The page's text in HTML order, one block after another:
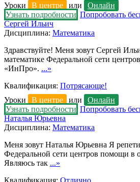
Уроки
В центре или
Онлайн
Узнать подробности Попробовать
Сергей Ильич
Дисциплина: Математика
Здравствуйте! Меня зовут Сергей
математике Федеральной сети
«ИнПро». ...»
Квалификация: Потрясающе!
Уроки
В центре или
Онлайн
Узнать подробности Попробовать
Наталья Юрьевна
Дисциплина: Математика
Меня зовут Наталья Юрьевна Я
Федеральной сети центров помощи в
Являюсь так ...»
Квалификация: Отлично